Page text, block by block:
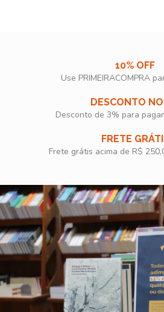
10% OFF
Use PRIMEIRACOMPRA
DESCONTO
Desconto de 3% para
FRETE
Frete grátis acima de R$